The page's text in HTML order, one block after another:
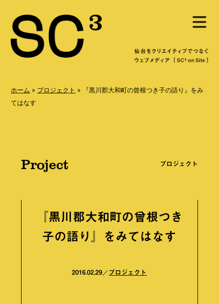
メ
ニ
を
開
く
ホーム » プロジェクト »
『黒川郡大和町の曾根つき子の語り』をみ
てはなす
Project プロジェクト
『黒川郡大和町の曾根つき
子の語り』をみてはなす
2016.02.29 プロジェクト